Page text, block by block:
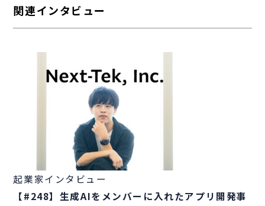
関連インタビュー
起業家インタビュー
【#248】生成AIをメンバーに入れたアプリ開発事